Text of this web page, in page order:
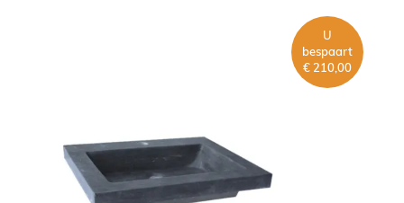
U
bespaart
€ 210,00